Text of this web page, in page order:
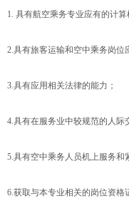
1. 具有航空乘务专业应有的计算
2.具有旅客运输和空中乘务岗位
3.具有应用相关法律的能力；
4.具有在服务业中较规范的人际
5.具有空中乘务人员机上服务和
6.获取与本专业相关的岗位资格